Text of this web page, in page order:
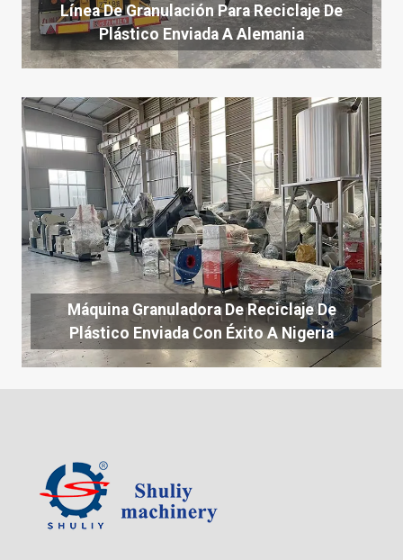
Línea De Granulación Para Reciclaje De
Plástico Enviada A Alemania
Máquina Granuladora De Reciclaje De
Plástico Enviada Con Éxito A Nigeria